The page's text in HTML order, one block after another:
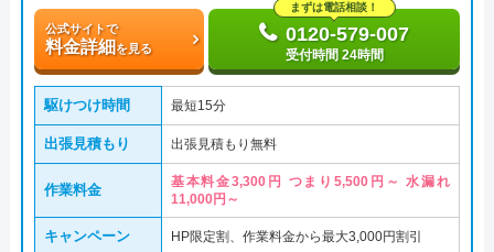
公式サイトで
料金詳細を見る
まずは電話相談！
0120-579-007
受付時間 24時間
駆けつけ時間 最短15分
出張見積もり 出張見積もり無料
作業料金
基本料金3,300円 つまり5,500円～ 水漏れ
11,000円～
キャンペーン HP限定割、作業料金から最大3,000円割引